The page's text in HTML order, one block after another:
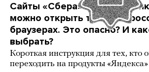
Сайты «Сбера» и других
можно открыть только в
браузерах. Это опасно? И
выбрать?
Короткая инструкция для тех, кто
переходить на продукты